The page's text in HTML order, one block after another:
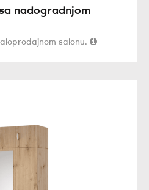
nadogradnjom
salonu.